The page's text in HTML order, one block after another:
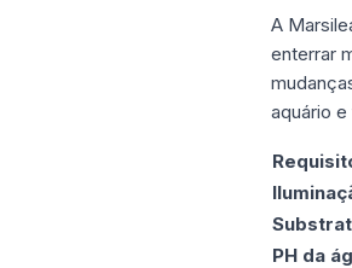
A
enterrar
aquário
PH da